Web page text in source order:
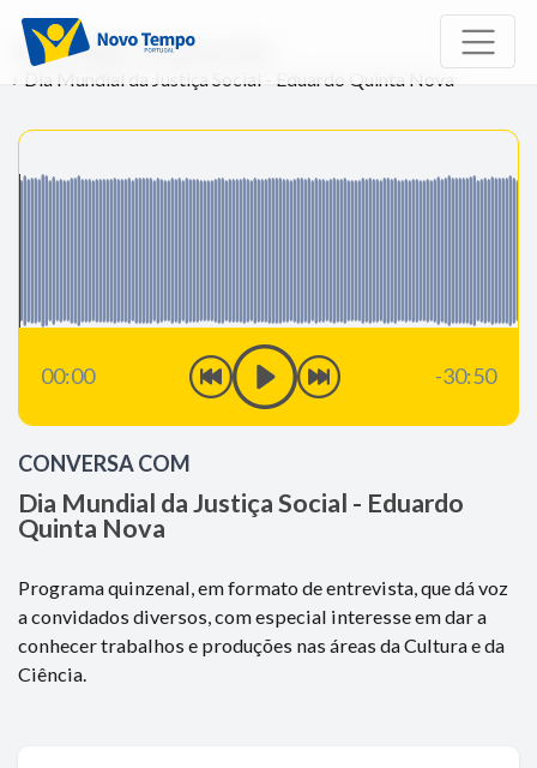
Início Rádio
Conversa Com
Dia Mundial da Justiça Social - Eduardo Quinta Nova
00:00 -30:50
CONVERSA COM
Dia Mundial da Justiça Social - Eduardo
Quinta Nova
Programa quinzenal, em formato de entrevista, que dá voz
a convidados diversos, com especial interesse em dar a
conhecer trabalhos e produções nas áreas da Cultura e da
Ciência.